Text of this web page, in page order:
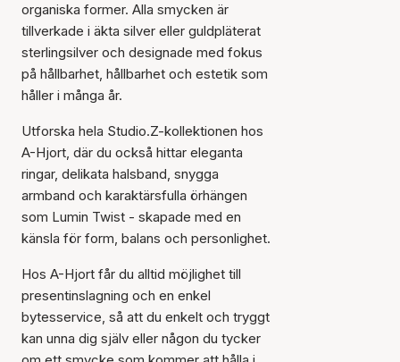
korgen
organiska former. Alla smycken är
tillverkade i äkta silver eller guldpläterat
sterlingsilver och designade med fokus
på hållbarhet, hållbarhet och estetik som
håller i många år.
Utforska hela Studio.Z-kollektionen hos
A-Hjort, där du också hittar eleganta
ringar, delikata halsband, snygga
armband och karaktärsfulla örhängen
som Lumin Twist - skapade med en
känsla för form, balans och personlighet.
Hos A-Hjort får du alltid möjlighet till
presentinslagning och en enkel
bytesservice, så att du enkelt och tryggt
kan unna dig själv eller någon du tycker